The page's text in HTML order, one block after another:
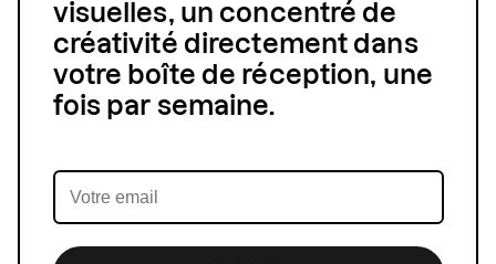
visuelles, un concentré de
créativité directement dans
votre boîte de réception, une
fois par semaine.